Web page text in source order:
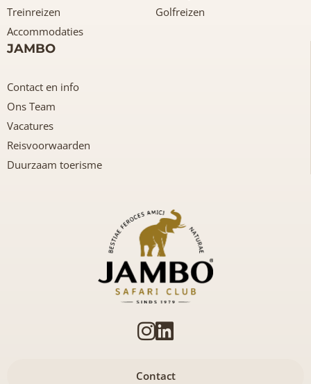
Treinreizen
Golfreizen
Accommodaties
JAMBO
Contact en info
Ons Team
Vacatures
Reisvoorwaarden
Duurzaam toerisme
Contact